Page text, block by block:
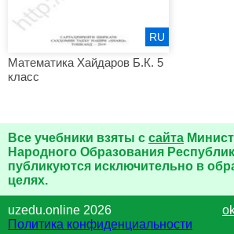
Математика Хайдаров Б.К. 5
класс
RU
Все учебники взяты с сайта
Народного Образования
публикуются исключительно в
целях.
uzedu.online 2026
Политика конфиденциальности